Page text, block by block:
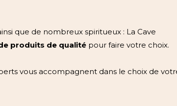
que de nombreux spiritueux : La Cave
produits de qualité pour faire votre choix.
vous accompagnent dans le choix de